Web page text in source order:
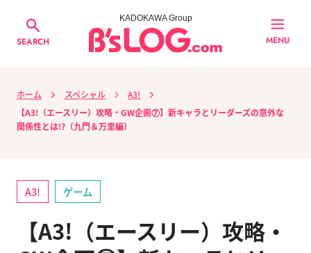
SEARCH
KADOKAWA Group
MENU
ホーム スペシャル
A3!
【A3!（エースリー）攻略・GW企画⑦】新キャラとリーダーズの意外な
関係性とは!?（九門＆万里編）
A3! ゲーム
【A3!（エースリー）攻略・